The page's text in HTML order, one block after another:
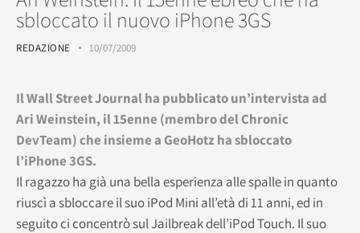
sbloccato il nuovo iPhone 3GS
REDAZIONE 10/07/2009
Il Wall Street Journal ha pubblicato un’intervista ad
Ari Weinstein, il 15enne (membro del Chronic
DevTeam) che insieme a GeoHotz ha sbloccato
l’iPhone 3GS.
Il ragazzo ha già una bella esperienza alle spalle in quanto
riuscì a sbloccare il suo iPod Mini all’età di 11 anni, ed in
seguito ci concentrò sul Jailbreak dell’iPod Touch. Il suo